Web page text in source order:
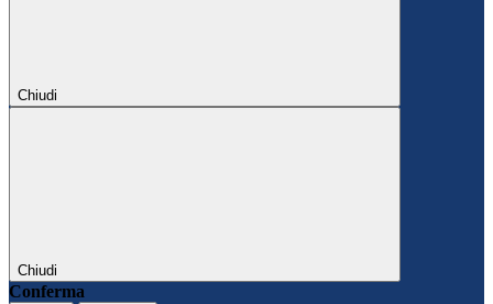
Chiudi
Chiudi
Conferma